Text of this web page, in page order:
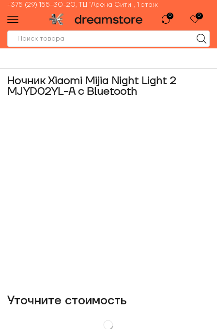
+375 (29) 155-30-20, ТЦ "Арена Сити", 1 этаж
0 0
Ночник Xiaomi Mijia Night Light 2
MJYD02YL-A с Bluetooth
Уточнитe стоимость